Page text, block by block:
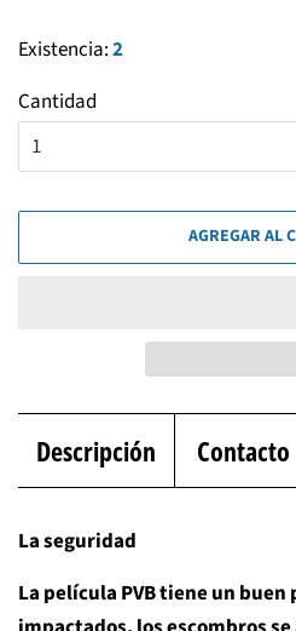
Existencia:2
Cantidad
AGREGAR AL
Descripción Contacto
La seguridad
La película PVB tiene un